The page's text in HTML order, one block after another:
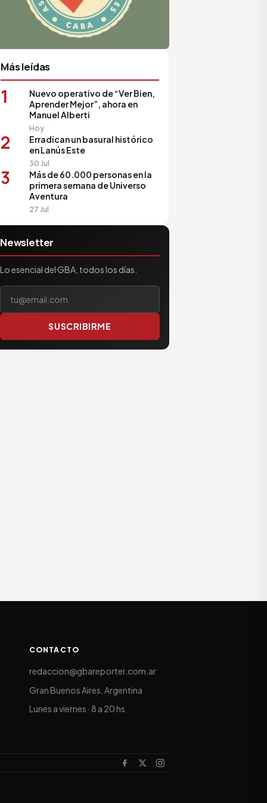
Más leídas
1
Nuevo operativo de “Ver Bien,
Aprender Mejor”, ahora en
Manuel Alberti
Hoy
2
Erradican un basural histórico
en Lanús Este
30 Jul
3
Más de 60.000 personas en la
primera semana de Universo
Aventura
27 Jul
Newsletter
Lo esencial del GBA, todos los días.
SUSCRIBIRME
CONTACTO
redaccion@gbareporter.com.ar
Gran Buenos Aires, Argentina
Lunes a viernes · 8 a 20 hs